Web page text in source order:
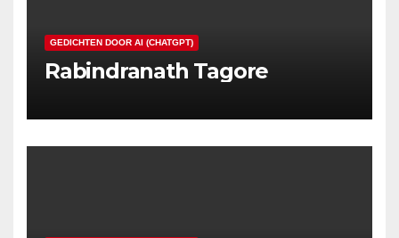
GEDICHTEN DOOR AI (CHATGPT)
Rabindranath Tagore